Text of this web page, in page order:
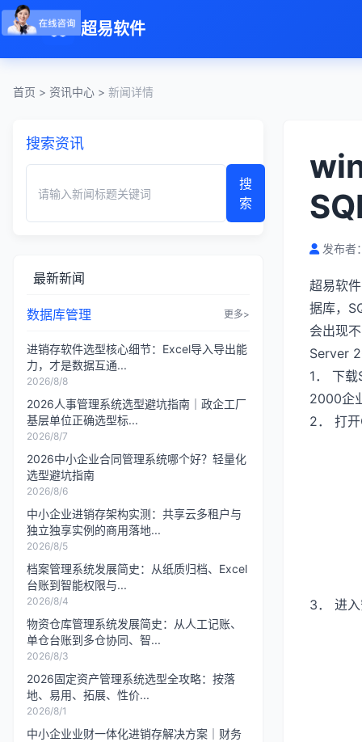
超易软件
首页 > 资讯中心 > 新闻详情
搜索资讯
搜
索
最新新闻
数据库管理 更多>
进销存软件选型核心细节：Excel导入导出能
力，才是数据互通...
2026/8/8
2026人事管理系统选型避坑指南｜政企工厂
基层单位正确选型标...
2026/8/7
2026中小企业合同管理系统哪个好？轻量化
选型避坑指南
2026/8/6
中小企业进销存架构实测：共享云多租户与
独立独享实例的商用落地...
2026/8/5
档案管理系统发展简史：从纸质归档、Excel
台账到智能权限与...
2026/8/4
物资仓库管理系统发展简史：从人工记账、
单仓台账到多仓协同、智...
2026/8/3
2026固定资产管理系统选型全攻略：按落
地、易用、拓展、性价...
2026/8/1
中小企业业财一体化进销存解决方案｜财务
发布者
超易软
据库，
会出现
Server
1． 下
2000企
2． 打
3． 进